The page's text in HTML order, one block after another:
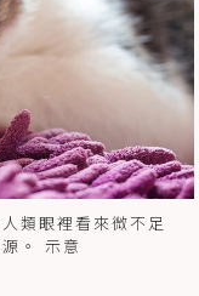
類眼裡看來微不足
。 示意